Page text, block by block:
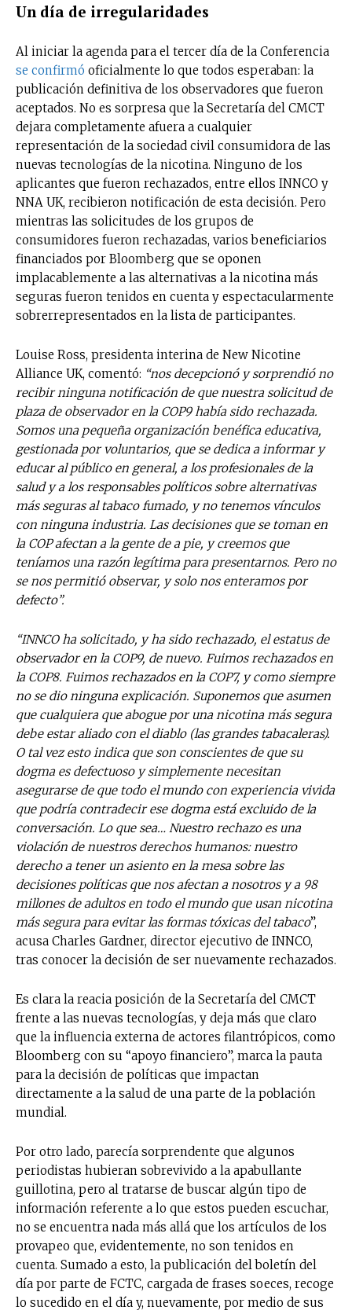
Un día de irregularidades
Al iniciar la agenda para el tercer día de la Conferencia
se confirmó oficialmente lo que todos esperaban: la
publicación definitiva de los observadores que fueron
aceptados. No es sorpresa que la Secretaría del CMCT
dejara completamente afuera a cualquier
representación de la sociedad civil consumidora de las
nuevas tecnologías de la nicotina. Ninguno de los
aplicantes que fueron rechazados, entre ellos INNCO y
NNA UK, recibieron notificación de esta decisión. Pero
mientras las solicitudes de los grupos de
consumidores fueron rechazadas, varios beneficiarios
financiados por Bloomberg que se oponen
implacablemente a las alternativas a la nicotina más
seguras fueron tenidos en cuenta y espectacularmente
sobrerrepresentados en la lista de participantes.
Louise Ross, presidenta interina de New Nicotine
Alliance UK, comentó: “nos decepcionó y sorprendió no
recibir ninguna notificación de que nuestra solicitud de
plaza de observador en la COP9 había sido rechazada.
Somos una pequeña organización benéfica educativa,
gestionada por voluntarios, que se dedica a informar y
educar al público en general, a los profesionales de la
salud y a los responsables políticos sobre alternativas
más seguras al tabaco fumado, y no tenemos vínculos
con ninguna industria. Las decisiones que se toman en
la COP afectan a la gente de a pie, y creemos que
teníamos una razón legítima para presentarnos. Pero no
se nos permitió observar, y solo nos enteramos por
defecto”.
“INNCO ha solicitado, y ha sido rechazado, el estatus de
observador en la COP9, de nuevo. Fuimos rechazados en
la COP8. Fuimos rechazados en la COP7, y como siempre
no se dio ninguna explicación. Suponemos que asumen
que cualquiera que abogue por una nicotina más segura
debe estar aliado con el diablo (las grandes tabacaleras).
O tal vez esto indica que son conscientes de que su
dogma es defectuoso y simplemente necesitan
asegurarse de que todo el mundo con experiencia vivida
que podría contradecir ese dogma está excluido de la
conversación. Lo que sea… Nuestro rechazo es una
violación de nuestros derechos humanos: nuestro
derecho a tener un asiento en la mesa sobre las
decisiones políticas que nos afectan a nosotros y a 98
millones de adultos en todo el mundo que usan nicotina
más segura para evitar las formas tóxicas del tabaco”,
acusa Charles Gardner, director ejecutivo de INNCO,
tras conocer la decisión de ser nuevamente rechazados.
Es clara la reacia posición de la Secretaría del CMCT
frente a las nuevas tecnologías, y deja más que claro
que la influencia externa de actores filantrópicos, como
Bloomberg con su “apoyo financiero”, marca la pauta
para la decisión de políticas que impactan
directamente a la salud de una parte de la población
mundial.
Por otro lado, parecía sorprendente que algunos
periodistas hubieran sobrevivido a la apabullante
guillotina, pero al tratarse de buscar algún tipo de
información referente a lo que estos pueden escuchar,
no se encuentra nada más allá que los artículos de los
provapeo que, evidentemente, no son tenidos en
cuenta. Sumado a esto, la publicación del boletín del
día por parte de FCTC, cargada de frases soeces, recoge
lo sucedido en el día y, nuevamente, por medio de sus